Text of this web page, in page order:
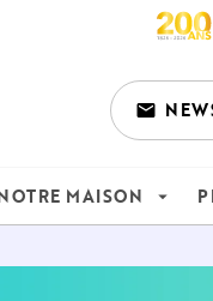
email
MAISON arrow_drop_down